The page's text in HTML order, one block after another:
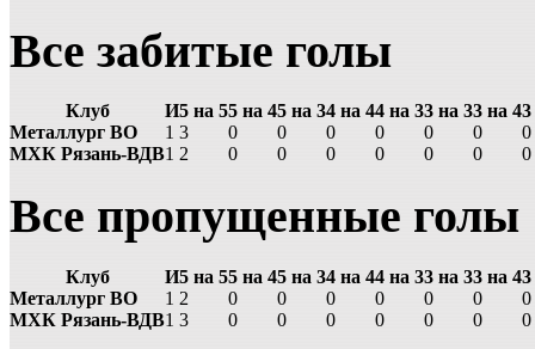
Все забитые голы
Клуб И5 на 55 на 45 на 34 на 44 на 33 на 33 на 43
Металлург ВО
1 3 0 0 0 0 0 0
0
МХК Рязань-ВДВ1 2 0 0 0 0 0 0 0
Все пропущенные голы
Клуб И5 на 55 на 45 на 34 на 44 на 33 на 33 на 43
Металлург ВО
1 2 0 0 0 0 0 0
0
МХК Рязань-ВДВ1 3 0 0 0 0 0 0 0